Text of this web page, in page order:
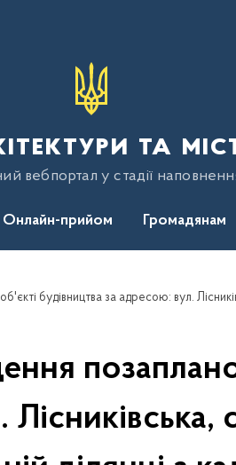
та
вебпортал у стадії
Онлайн-прийом Громадянам